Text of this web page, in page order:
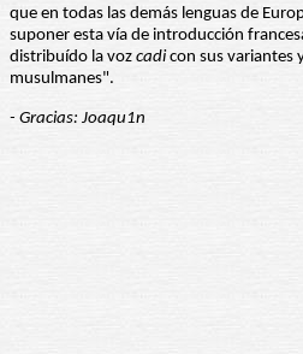
que en todas las demás lenguas de
suponer esta vía de introducción
distribuído la voz cadicon sus variantes
musulmanes".
- Gracias: Joaqu1n